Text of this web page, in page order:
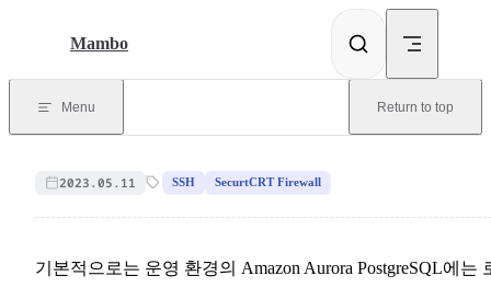
Mambo
Menu Return to top
2023.05.11 SSH SecurtCRT Firewall
기본적으로는 운영 환경의 Amazon Aurora PostgreSQL에는